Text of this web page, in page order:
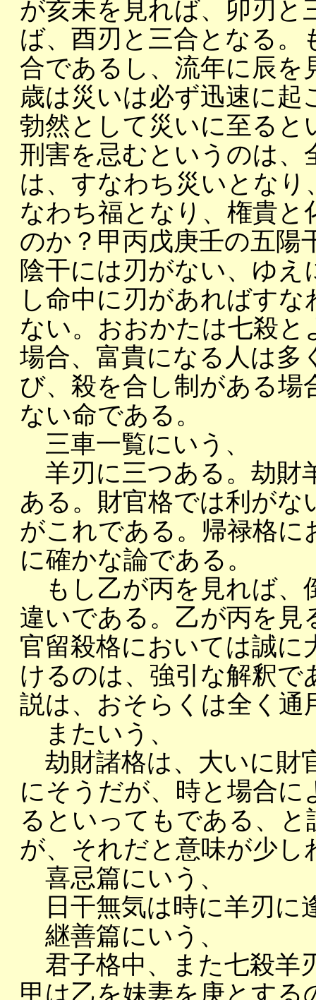
が亥未を見れば、卯刃と
ば、酉刃と三合となる。
合であるし、流年に辰を
歳は災いは必ず迅速に起
勃然として災いに至る
刑害を忌むというのは、
は、すなわち災いとな
なわち福となり、権貴
のか？甲丙戊庚壬の五陽
陰干には刃がない、ゆ
し命中に刃があればす
ない。おおかたは七殺
場合、富貴になる人は多
び、殺を合し制がある場
ない命である。
三車一覧にいう、
羊刃に三つある。劫財
ある。財官格では利がな
がこれである。帰禄格
に確かな論である。
もし乙が丙を見れば、
違いである。乙が丙を見
官留殺格においては誠に
けるのは、強引な解釈
説は、おそらくは全く通
またいう、
劫財諸格は、大いに財
にそうだが、時と場合
るといってもである、
が、それだと意味が少
喜忌篇にいう、
日干無気は時に羊刃に
継善篇にいう、
君子格中、また七殺羊
甲は乙を妹妻を庚とす